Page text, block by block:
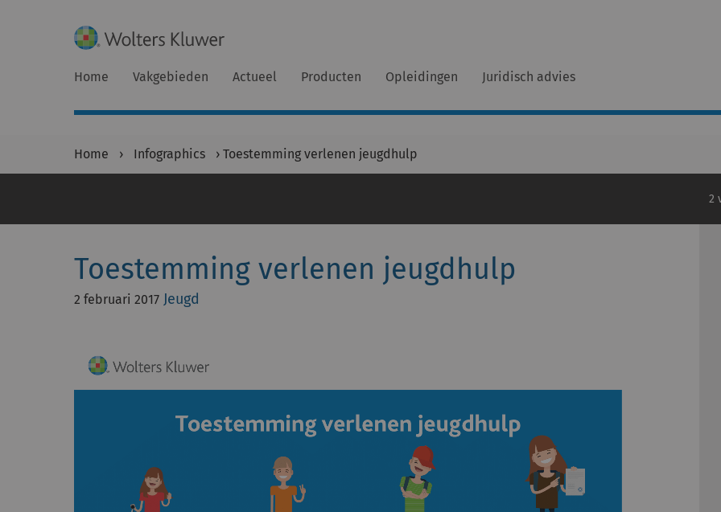
Home Vakgebieden Actueel Producten Opleidingen Juridisch advies
Home › Infographics › Toestemming verlenen jeugdhulp
2
Toestemming verlenen jeugdhulp
2 februari 2017 Jeugd